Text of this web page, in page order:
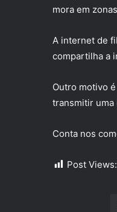
mora em
A internet de
compartilha a
Outro motivo
transmitir uma
Conta nos
Post Views: